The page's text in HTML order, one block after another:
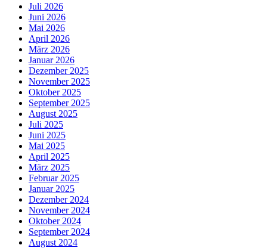
Juli 2026
Juni 2026
Mai 2026
April 2026
März 2026
Januar 2026
Dezember 2025
November 2025
Oktober 2025
September 2025
August 2025
Juli 2025
Juni 2025
Mai 2025
April 2025
März 2025
Februar 2025
Januar 2025
Dezember 2024
November 2024
Oktober 2024
September 2024
August 2024